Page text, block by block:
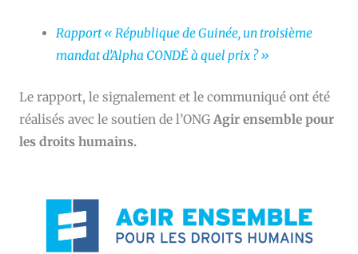
Rapport« République de Guinée, un troisième
mandat d’Alpha CONDÉ à quel prix ? »
Le rapport, le signalement et le communiqué ont été
réalisés avec le soutien de l’ONGAgir ensemble pour
les droits humains.